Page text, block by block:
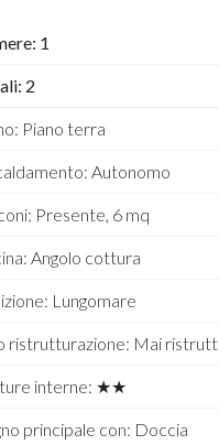
1
2
Piano terra
Autonomo
Presente, 6 mq
Angolo cottura
Lungomare
ristrutturazione: Mai
interne: ★★
principale con: Doccia